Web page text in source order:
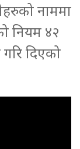
नाममा
नियम ४२
दिएको